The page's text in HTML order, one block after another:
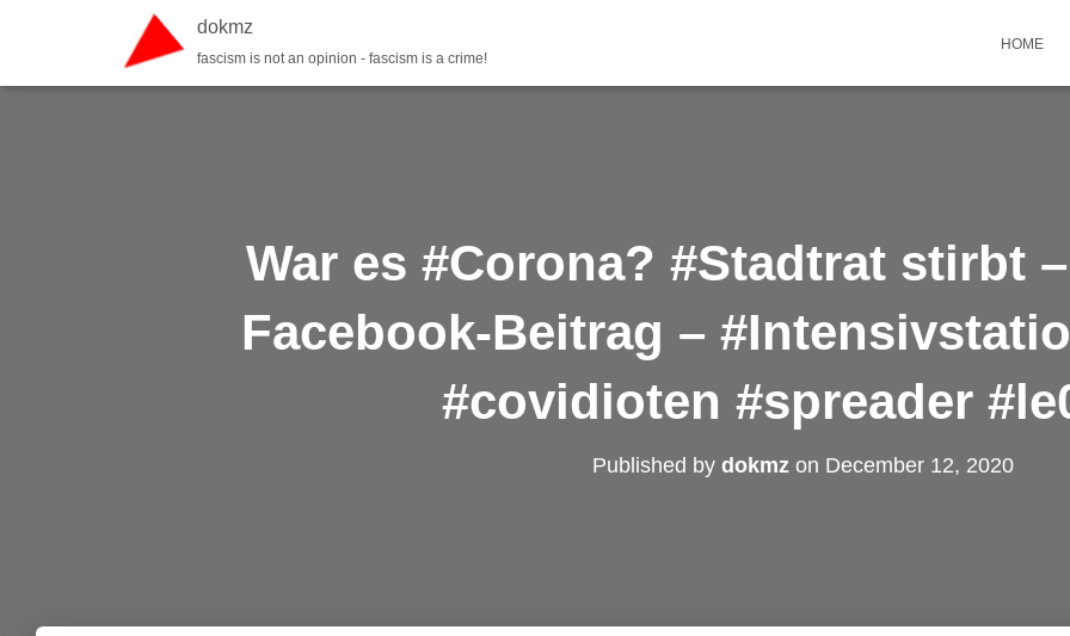
dokmz
fascism is not an opinion - fascism is a crime!
HOME
War es #Corona? #Stadtrat stirbt
Facebook-Beitrag –
#covidioten #spreader
Published by dokmzon December 12, 2020